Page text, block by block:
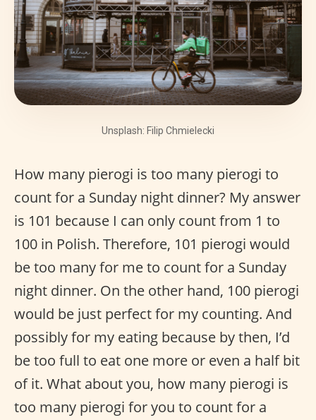
Unsplash: Filip Chmielecki
How many pierogi is too many pierogi to
count for a Sunday night dinner? My answer
is 101 because I can only count from 1 to
100 in Polish. Therefore, 101 pierogi would
be too many for me to count for a Sunday
night dinner. On the other hand, 100 pierogi
would be just perfect for my counting. And
possibly for my eating because by then, I’d
be too full to eat one more or even a half bit
of it. What about you, how many pierogi is
too many pierogi for you to count for a